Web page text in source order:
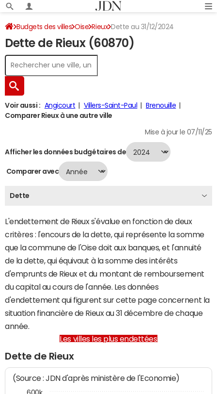
Budgets des villes Oise Rieux Dette au 31/12/2024
Dette de Rieux (60870)
Voir aussi : Angicourt Villers-Saint-Paul
Brenouille
Comparer Rieux à une autre ville
Mise à jour le 07/11/25
Afficher les données budgétaires de
Comparer avec
Dette
L'endettement de Rieux s'évalue en fonction de deux
critères : l'encours de la dette, qui représente la somme
que la commune de l'Oise doit aux banques, et l'annuité
de la dette, qui équivaut à la somme des intérêts
d'emprunts de Rieux et du montant de remboursement
du capital au cours de l'année. Les données
d'endettement qui figurent sur cette page concernent la
situation financière de Rieux au 31 décembre de chaque
année.
Les villes les plus endettées
Dette de Rieux
(Source : JDN d'après ministère de l'Economie)